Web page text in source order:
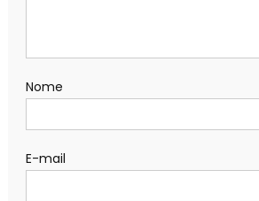
Nome
E-mail